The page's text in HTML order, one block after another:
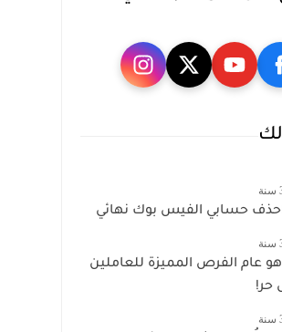
لك
حسابي الفيس بوك نهائي
2023 هو عام الفرص المميزة للعاملين
حر!